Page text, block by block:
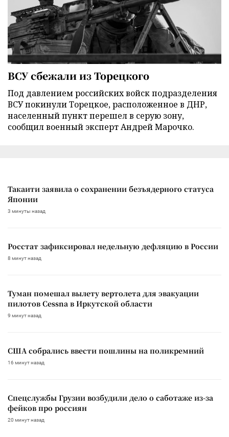
ВСУ сбежали из Торецкого
Под давлением российских войск подразделения
ВСУ покинули Торецкое, расположенное в ДНР,
населенный пункт перешел в серую зону,
сообщил военный эксперт Андрей Марочко.
Такаити заявила о сохранении безъядерного статуса
Японии
3 минуты назад
Росстат зафиксировал недельную дефляцию в России
8 минут назад
Туман помешал вылету вертолета для эвакуации
пилотов Cessna в Иркутской области
9 минут назад
США собрались ввести пошлины на поликремний
16 минут назад
Спецслужбы Грузии возбудили дело о саботаже из-за
фейков про россиян
20 минут назад